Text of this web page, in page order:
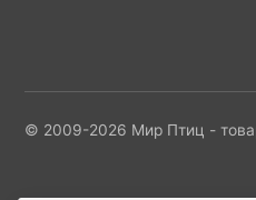
© 2009-2026 Мир Птиц -